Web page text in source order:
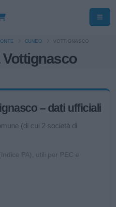
Vottignasco
CUNEO VOTTIGNASCO
– dati ufficiali
(di cui 2 società di
PA), utili per PEC e